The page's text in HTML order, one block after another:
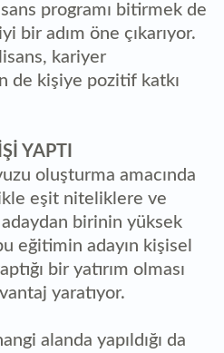
programı bitirmek de
bir adım öne çıkarıyor.
kariyer
de kişiye pozitif katkı
YAPTI
oluşturma amacında
eşit niteliklere ve
birinin yüksek
eğitimin adayın kişisel
bir yatırım olması
yaratıyor.
alanda yapıldığı da